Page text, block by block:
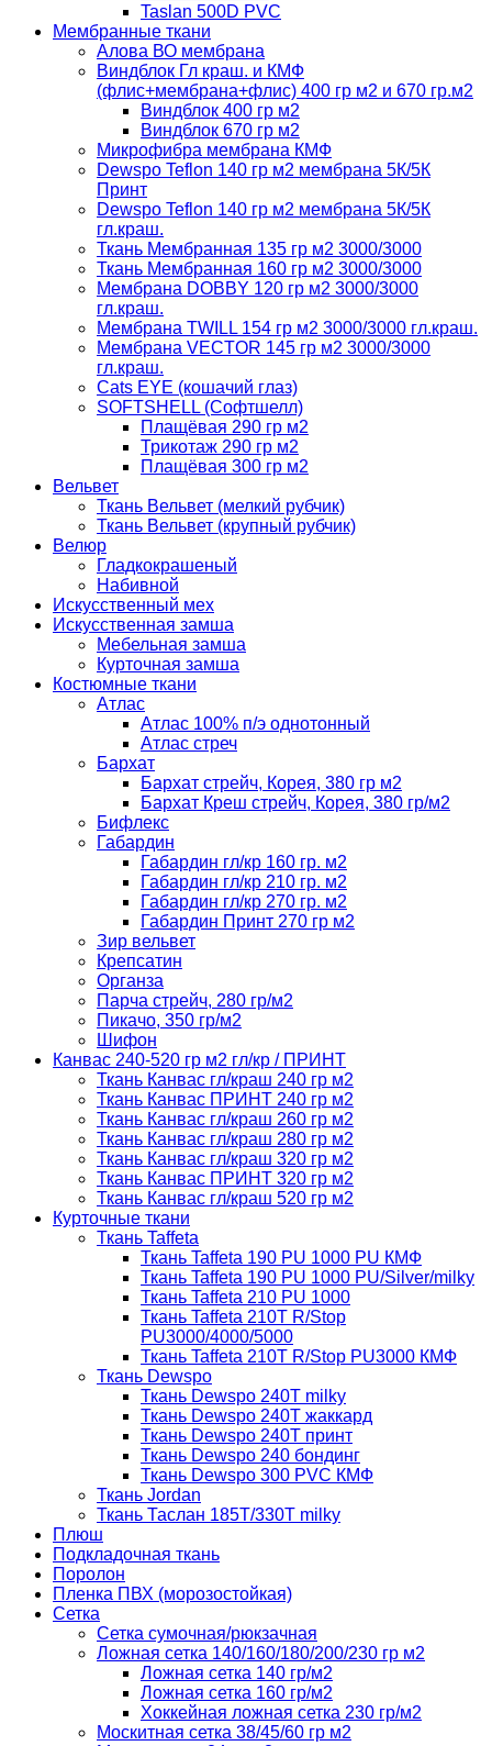
Taslan 500D PVC
Мембранные ткани
Алова ВО мембрана
Виндблок Гл краш. и КМФ
(флис+мембрана+флис) 400 гр м2 и 670 гр.м2
Виндблок 400 гр м2
Виндблок 670 гр м2
Микрофибра мембрана КМФ
Dewspo Teflon 140 гр м2 мембрана 5К/5К
Принт
Dewspo Teflon 140 гр м2 мембрана 5К/5К
гл.краш.
Ткань Мембранная 135 гр м2 3000/3000
Ткань Мембранная 160 гр м2 3000/3000
Мембрана DOBBY 120 гр м2 3000/3000
гл.краш.
Мембрана TWILL 154 гр м2 3000/3000 гл.краш.
Мембрана VECTOR 145 гр м2 3000/3000
гл.краш.
Cats EYE (кошачий глаз)
SOFTSHELL (Софтшелл)
Плащёвая 290 гр м2
Трикотаж 290 гр м2
Плащёвая 300 гр м2
Вельвет
Ткань Вельвет (мелкий рубчик)
Ткань Вельвет (крупный рубчик)
Велюр
Гладкокрашеный
Набивной
Искусственный мех
Искусственная замша
Мебельная замша
Курточная замша
Костюмные ткани
Атлас
Атлас 100% п/э однотонный
Атлас стреч
Бархат
Бархат стрейч, Корея, 380 гр м2
Бархат Креш стрейч, Корея, 380 гр/м2
Бифлекс
Габардин
Габардин гл/кр 160 гр. м2
Габардин гл/кр 210 гр. м2
Габардин гл/кр 270 гр. м2
Габардин Принт 270 гр м2
Зир вельвет
Крепсатин
Органза
Парча стрейч, 280 гр/м2
Пикачо, 350 гр/м2
Шифон
Канвас 240-520 гр м2 гл/кр / ПРИНТ
Ткань Канвас гл/краш 240 гр м2
Ткань Канвас ПРИНТ 240 гр м2
Ткань Канвас гл/краш 260 гр м2
Ткань Канвас гл/краш 280 гр м2
Ткань Канвас гл/краш 320 гр м2
Ткань Канвас ПРИНТ 320 гр м2
Ткань Канвас гл/краш 520 гр м2
Курточные ткани
Ткань Taffeta
Ткань Taffeta 190 PU 1000 PU КМФ
Ткань Taffeta 190 PU 1000 PU/Silver/milky
Ткань Taffeta 210 PU 1000
Ткань Taffeta 210Т R/Stop
PU3000/4000/5000
Ткань Taffeta 210Т R/Stop PU3000 КМФ
Ткань Dewspo
Ткань Dewspo 240Т milky
Ткань Dewspo 240T жаккард
Ткань Dewspo 240Т принт
Ткань Dewspo 240 бондинг
Ткань Dewspo 300 PVC КМФ
Ткань Jordan
Ткань Таслан 185T/330T milky
Плюш
Подкладочная ткань
Поролон
Пленка ПВХ (морозостойкая)
Сетка
Сетка сумочная/рюкзачная
Ложная сетка 140/160/180/200/230 гр м2
Ложная сетка 140 гр/м2
Ложная сетка 160 гр/м2
Хоккейная ложная сетка 230 гр/м2
Москитная сетка 38/45/60 гр м2